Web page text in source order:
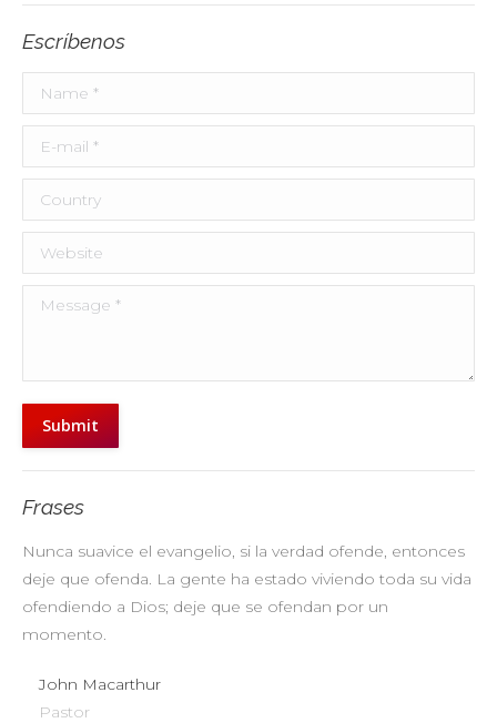
Escríbenos
Name *
E-mail *
Country
Website
Message *
Submit
Frases
Nunca suavice el evangelio, si la verdad ofende, entonces
deje que ofenda. La gente ha estado viviendo toda su vida
ofendiendo a Dios; deje que se ofendan por un
momento.
John Macarthur
Pastor